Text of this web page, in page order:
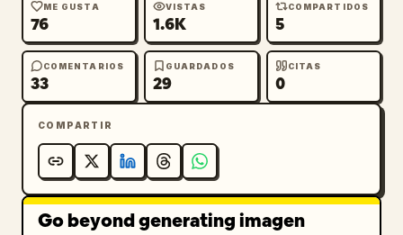
ME GUSTA
76
VISTAS
1.6K
COMPARTIDOS
5
COMENTARIOS
33
GUARDADOS
29
CITAS
0
COMPARTIR
Go beyond generating imagen